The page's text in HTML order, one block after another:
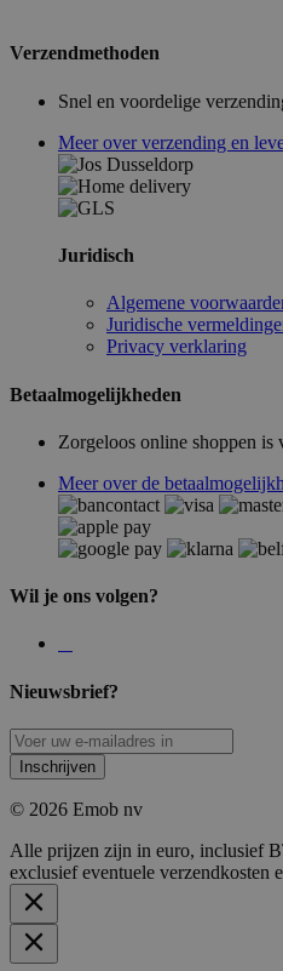
Verzendmethoden
Snel en voordelige
Meer over verzending en
Juridisch
Algemene
Juridische
Privacy verklaring
Betaalmogelijkheden
Zorgeloos online shoppen is
Meer over de
Wil je ons volgen?
Nieuwsbrief?
Inschrijven
© 2026 Emob nv
Alle prijzen zijn in euro, inclusief
exclusief eventuele verzendkosten